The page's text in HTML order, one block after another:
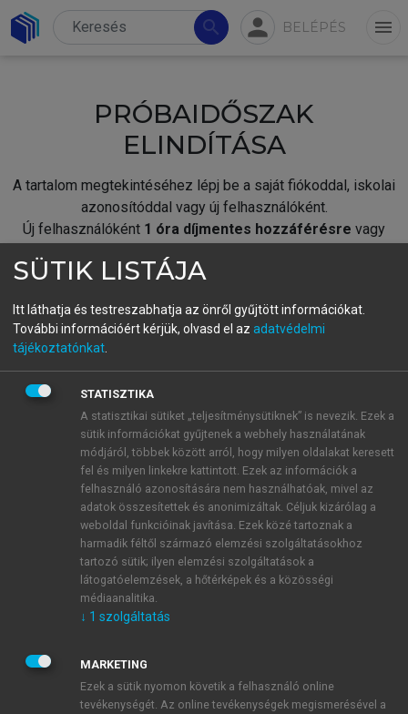
search person BELÉPÉS menu
PRÓBAIDŐSZAK
ELINDÍTÁSA
A tartalom megtekintéséhez lépj be a saját fiókoddal, iskolai
azonosítóddal vagy új felhasználóként.
Új felhasználóként 1 óra díjmentes hozzáférésre vagy
fiókoddal,vagy hozz létre új fiókot.
A regisztráció után apróbaidőszakautomatikusan
BELÉPÉS SAJÁT FIÓKKAL
ÚJ FIÓK LÉTREHOZÁSA
1 óra díjmentes hozzáférés
E-MAIL-CÍM
JELSZÓ
SÜTIK LISTÁJA
Itt láthatja és testreszabhatja az önről gyűjtött információkat.
További információért kérjük, olvasd el az adatvédelmi
tájékoztatónkat
STATISZTIKA
A statisztikai sütiket „teljesítménysütiknek” is nevezik. Ezek a
sütik információkat gyűjtenek a webhely használatának
módjáról, többek között arról, hogy milyen oldalakat keresett
fel és milyen linkekre kattintott. Ezek az információk a
felhasználó azonosítására nem használhatóak, mivel az
adatok összesítettek és anonimizáltak. Céljuk kizárólag a
weboldal funkcióinak javítása. Ezek közé tartoznak a
harmadik féltől származó elemzési szolgáltatásokhoz
tartozó sütik; ilyen elemzési szolgáltatások a
látogatóelemzések, a hőtérképek és a közösségi
médiaanalitika.
↓ 1 szolgáltatás
MARKETING
Ezek a sütik nyomon követik a felhasználó online
tevékenységét. Az online tevékenységek megismerésével a